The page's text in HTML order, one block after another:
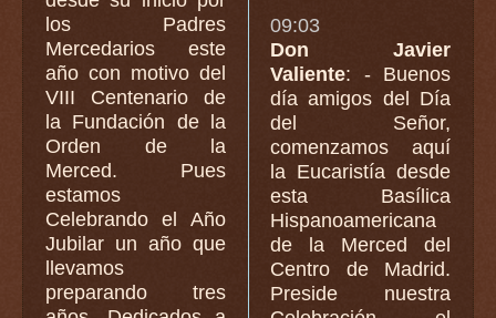
los Padres
Mercedarios este
año con motivo del
VIII Centenario de
la Fundación de la
Orden de la
Merced. Pues
estamos
Celebrando el Año
Jubilar un año que
llevamos
preparando tres
09:03
Don Javier
Valiente: - Buenos
día amigos del Día
del Señor,
comenzamos aquí
la Eucaristía desde
esta Basílica
Hispanoamericana
de la Merced del
Centro de Madrid.
Preside nuestra